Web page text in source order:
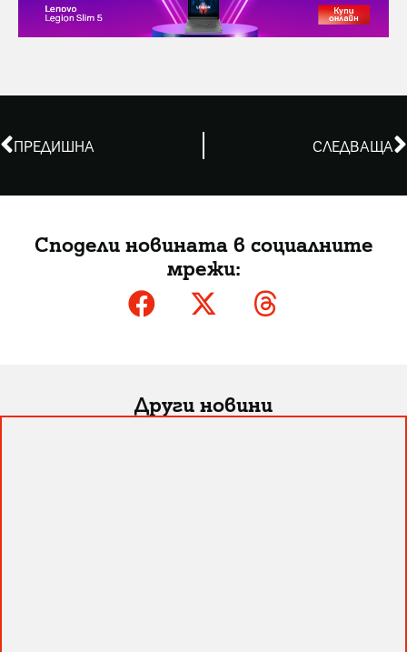
ПРЕДИШНА СЛЕДВАЩА
Сподели новината в социалните
мрежи:
Други новини